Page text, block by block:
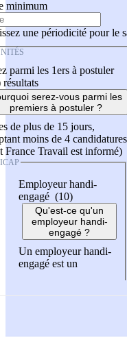
minimum
une périodicité pour le
parmi les 1ers à postuler
résultats
serez-vous parmi les
premiers à postuler ?
de plus de 15 jours,
moins de 4 candidatures
France Travail est informé)
Employeur handi-
engagé (10)
Qu'est-ce qu'un
employeur handi-
engagé ?
Un employeur handi-
engagé est un